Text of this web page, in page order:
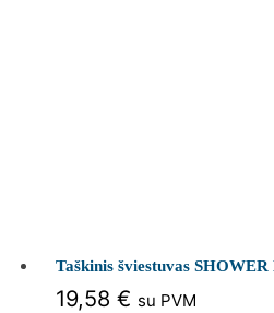
Taškinis šviestuvas SHOWER
19,58 € su PVM